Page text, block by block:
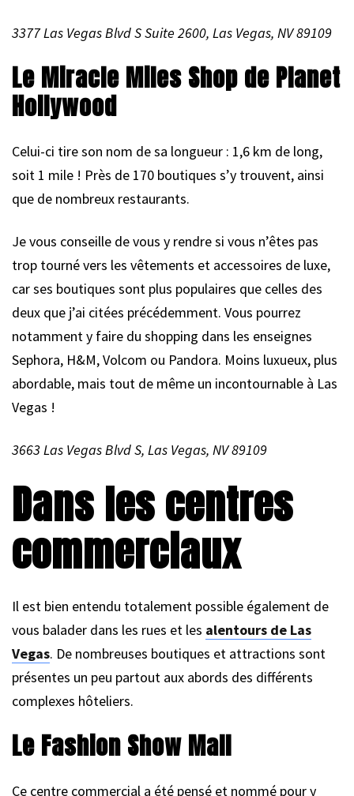
3377 Las Vegas Blvd S Suite 2600, Las Vegas, NV 89109
Le Miracle Miles Shop de Planet
Hollywood
Celui-ci tire son nom de sa longueur : 1,6 km de long,
soit 1 mile ! Près de 170 boutiques s’y trouvent, ainsi
que de nombreux restaurants.
Je vous conseille de vous y rendre si vous n’êtes pas
trop tourné vers les vêtements et accessoires de luxe,
car ses boutiques sont plus populaires que celles des
deux que j’ai citées précédemment. Vous pourrez
notamment y faire du shopping dans les enseignes
Sephora, H&M, Volcom ou Pandora. Moins luxueux, plus
abordable, mais tout de même un incontournable à Las
Vegas !
3663 Las Vegas Blvd S, Las Vegas, NV 89109
Dans les centres
commerciaux
Il est bien entendu totalement possible également de
vous balader dans les rues et les alentours de Las
Vegas. De nombreuses boutiques et attractions sont
présentes un peu partout aux abords des différents
complexes hôteliers.
Le Fashion Show Mall
Ce centre commercial a été pensé et nommé pour y